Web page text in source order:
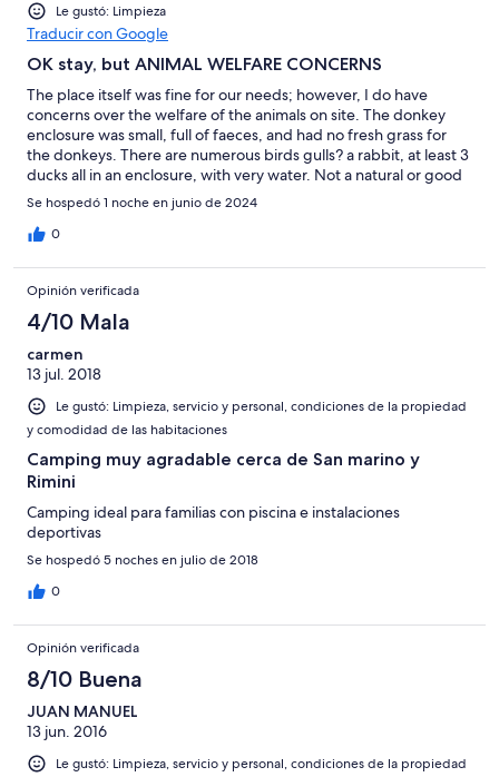
Le gustó: Limpieza
Traducir con Google
OK stay, but ANIMAL WELFARE CONCERNS
The place itself was fine for our needs; however, I do have
concerns over the welfare of the animals on site. The donkey
enclosure was small, full of faeces, and had no fresh grass for
the donkeys. There are numerous birds gulls? a rabbit, at least 3
ducks all in an enclosure, with very water. Not a natural or good
environment for them!!! I will be looking at animal welfare laws in
San Marino, and contacting the appropriate people over this.
Se hospedó 1 noche en junio de 2024
0
Opinión verificada
4/10 Mala
carmen
13 jul. 2018
Le gustó: Limpieza, servicio y personal, condiciones de la propiedad
y comodidad de las habitaciones
Camping muy agradable cerca de San marino y
Rimini
Camping ideal para familias con piscina e instalaciones
deportivas
Se hospedó 5 noches en julio de 2018
0
Opinión verificada
8/10 Buena
JUAN MANUEL
13 jun. 2016
Le gustó: Limpieza, servicio y personal, condiciones de la propiedad